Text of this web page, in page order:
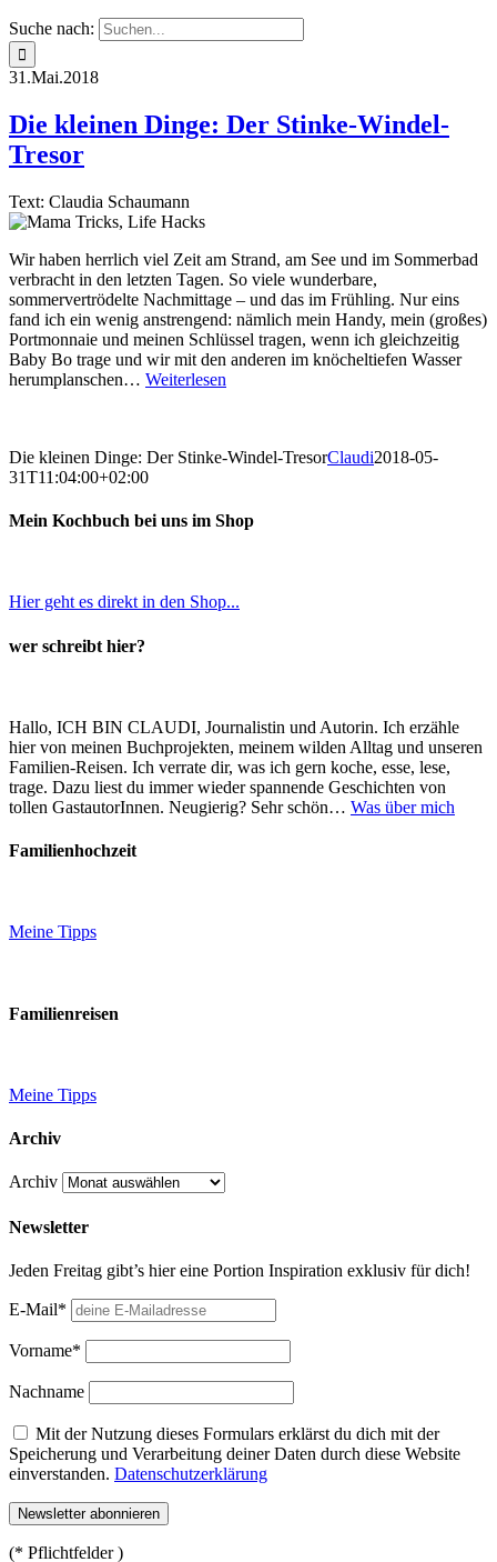
Suche nach:
31.Mai.2018
Die kleinen Dinge: Der Stinke-Windel-
Tresor
Text: Claudia Schaumann
Wir haben herrlich viel Zeit am Strand, am See und im Sommerbad
verbracht in den letzten Tagen. So viele wunderbare,
sommervertrödelte Nachmittage – und das im Frühling. Nur eins
fand ich ein wenig anstrengend: nämlich mein Handy, mein (großes)
Portmonnaie und meinen Schlüssel tragen, wenn ich gleichzeitig
Baby Bo trage und wir mit den anderen im knöcheltiefen Wasser
herumplanschen… Weiterlesen
Die kleinen Dinge: Der Stinke-Windel-TresorClaudi2018-05-
31T11:04:00+02:00
Mein Kochbuch bei uns im Shop
Hier geht es direkt in den Shop...
wer schreibt hier?
Hallo, ICH BIN CLAUDI, Journalistin und Autorin. Ich erzähle
hier von meinen Buchprojekten, meinem wilden Alltag und unseren
Familien-Reisen. Ich verrate dir, was ich gern koche, esse, lese,
trage. Dazu liest du immer wieder spannende Geschichten von
tollen GastautorInnen. Neugierig? Sehr schön… Was über mich
Familienhochzeit
Meine Tipps
Familienreisen
Meine Tipps
Archiv
Archiv
Newsletter
Jeden Freitag gibt’s hier eine Portion Inspiration exklusiv für dich!
E-Mail*
Vorname*
Nachname
Mit der Nutzung dieses Formulars erklärst du dich mit der
Speicherung und Verarbeitung deiner Daten durch diese Website
einverstanden. Datenschutzerklärung
(* Pflichtfelder )